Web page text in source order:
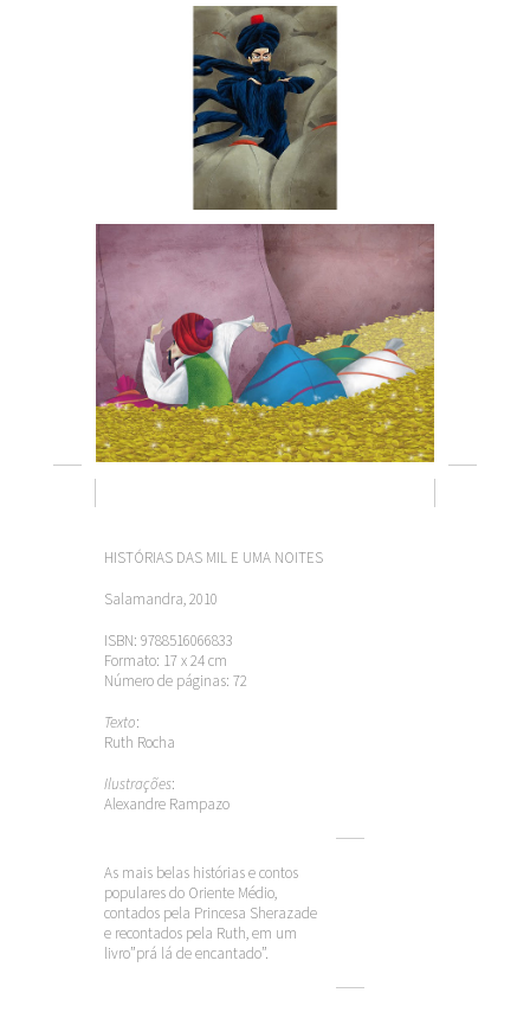
HISTÓRIAS DAS MIL E UMA NOITES
Salamandra, 2010
ISBN: 9788516066833
Formato: 17 x 24 cm
Número de páginas: 72
Texto:
Ruth Rocha
Ilustrações:
Alexandre Rampazo
As mais belas histórias e contos
populares do Oriente Médio,
contados pela Princesa Sherazade
e recontados pela Ruth, em um
livro”prá lá de encantado”.